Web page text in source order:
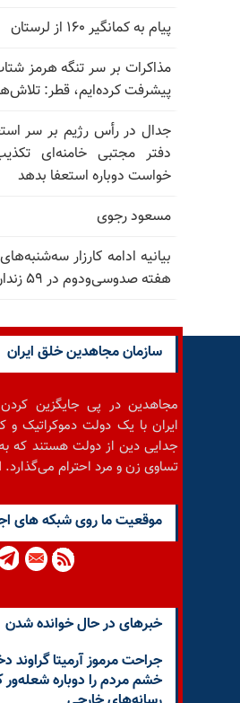
پیام به کمانگیر ۱۶۰ از لرستان
مذاکرات بر سر تنگه هرمز
پیشرفت کرده‌ایم، قطر:
جدال در رأس رژیم بر سر
دفتر مجتبی خامنه‌ای
خواست دوباره استعفا بدهد
مسعود رجوی
بیانیه ادامه کارزار
هفته صدوسی‌و‌دوم در ۵۹ زندان کشور
سازمان مجاهدین خلق ایران
مجاهدین در پی جایگزین کردن
ایران با یک دولت دموکراتیک و
جدایی دین از دولت هستند که به
تساوی زن و مرد احترام می‌گذارد.
موقعيت ما روى شبكه هاى
خبرهای در حال خوانده شدن
خشم مردم را دوباره